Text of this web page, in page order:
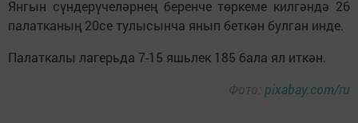
Янгын сүндерүчеләрнең беренче төркеме килгәндә 26
палатканың 20се тулысынча янып беткән булган инде.
Палаткалы лагерьда 7-15 яшьлек 185 бала ял иткән.
Фото: pixabay.com/ru